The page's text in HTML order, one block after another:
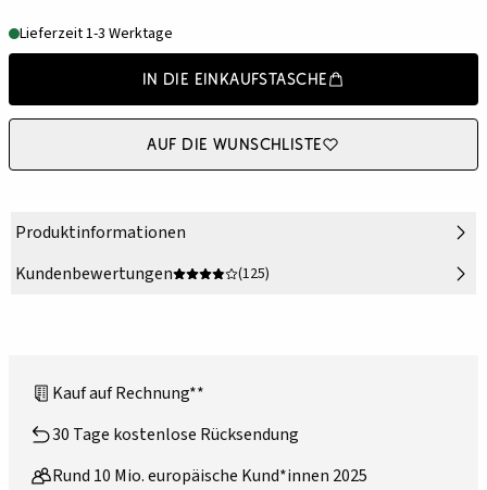
Lieferzeit 1-3 Werktage
In die Einkaufstasche
Auf die Wunschliste
Produktinformationen
Kundenbewertungen
(125)
Kauf auf Rechnung**
30 Tage kostenlose Rücksendung
Rund 10 Mio. europäische Kund*innen 2025